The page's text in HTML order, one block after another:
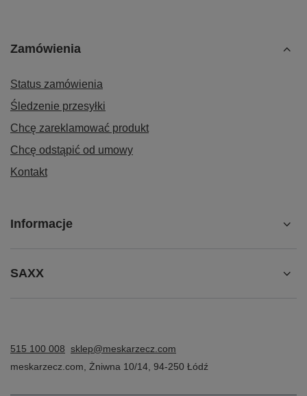
Zamówienia
Status zamówienia
Śledzenie przesyłki
Chcę zareklamować produkt
Chcę odstąpić od umowy
Kontakt
Informacje
SAXX
515 100 008 sklep@meskarzecz.com
meskarzecz.com
Żniwna 10/14 94-250 Łódź